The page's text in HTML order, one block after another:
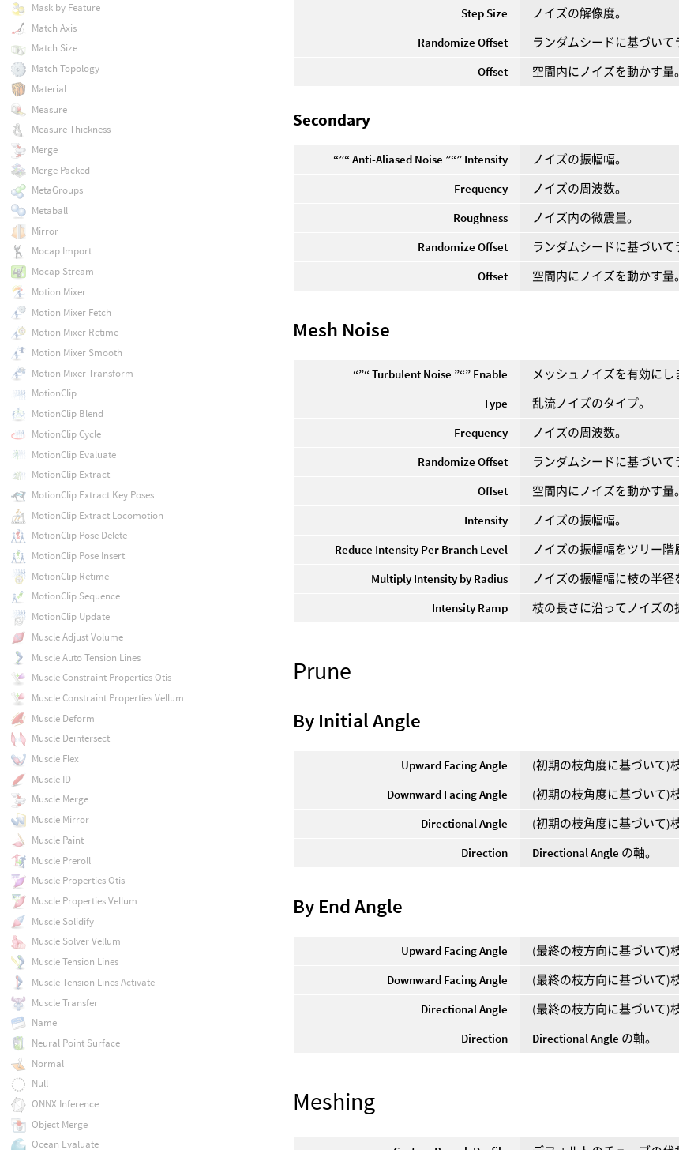
Step Size
ノイズの解像度。
Randomize Offset
ランダムシードに基づいて
Offset
空間内にノイズを動かす量。
Secondary
“”“ Anti-Aliased Noise ”“” Intensity
ノイズの振幅幅。
Frequency
ノイズの周波数。
Roughness
ノイズ内の微震量。
Randomize Offset
ランダムシードに基づいて
Offset
空間内にノイズを動かす量。
Mesh Noise
“”“ Turbulent Noise ”“” Enable
メッシュノイズを有効にし
Type
乱流ノイズのタイプ。
Frequency
ノイズの周波数。
Randomize Offset
ランダムシードに基づいて
Offset
空間内にノイズを動かす量。
Intensity
ノイズの振幅幅。
Reduce Intensity Per Branch Level
ノイズの振幅幅をツリー階
Multiply Intensity by Radius
ノイズの振幅幅に枝の半径
Intensity Ramp
枝の長さに沿ってノイズの
Prune
By Initial Angle
Upward Facing Angle
(初期の枝角度に基づいて)
Downward Facing Angle
(初期の枝角度に基づいて)
Directional Angle
(初期の枝角度に基づいて)
Direction
Directional Angle の軸。
By End Angle
Upward Facing Angle
(最終の枝方向に基づいて)
Downward Facing Angle
(最終の枝方向に基づいて)
Directional Angle
(最終の枝方向に基づいて)
Direction
Directional Angle の軸。
Meshing
Mask by Feature
Match Axis
Match Size
Match Topology
Material
Measure
Measure Thickness
Merge
Merge Packed
MetaGroups
Metaball
Mirror
Mocap Import
Mocap Stream
Motion Mixer
Motion Mixer Fetch
Motion Mixer Retime
Motion Mixer Smooth
Motion Mixer Transform
MotionClip
MotionClip Blend
MotionClip Cycle
MotionClip Evaluate
MotionClip Extract
MotionClip Extract Key Poses
MotionClip Extract Locomotion
MotionClip Pose Delete
MotionClip Pose Insert
MotionClip Retime
MotionClip Sequence
MotionClip Update
Muscle Adjust Volume
Muscle Auto Tension Lines
Muscle Constraint Properties Otis
Muscle Constraint Properties Vellum
Muscle Deform
Muscle Deintersect
Muscle Flex
Muscle ID
Muscle Merge
Muscle Mirror
Muscle Paint
Muscle Preroll
Muscle Properties Otis
Muscle Properties Vellum
Muscle Solidify
Muscle Solver Vellum
Muscle Tension Lines
Muscle Tension Lines Activate
Muscle Transfer
Name
Neural Point Surface
Normal
Null
ONNX Inference
Object Merge
Ocean Evaluate